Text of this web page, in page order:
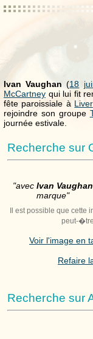
Ivan Vaughan (18
McCartney qui lui fit
fête paroissiale à
rejoindre son groupe
journée estivale.
Recherche sur
"avec Ivan Vaughan
marque"
Il est possible que cette
peut-
Voir l'image en
Refaire
Recherche sur